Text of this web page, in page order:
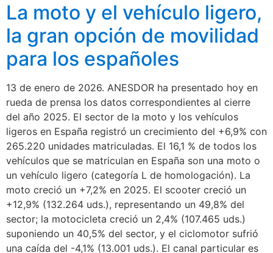
La moto y el vehículo ligero,
la gran opción de movilidad
para los españoles
13 de enero de 2026. ANESDOR ha presentado hoy en
rueda de prensa los datos correspondientes al cierre
del año 2025. El sector de la moto y los vehículos
ligeros en España registró un crecimiento del +6,9% con
265.220 unidades matriculadas. El 16,1 % de todos los
vehículos que se matriculan en España son una moto o
un vehículo ligero (categoría L de homologación). La
moto creció un +7,2% en 2025. El scooter creció un
+12,9% (132.264 uds.), representando un 49,8% del
sector; la motocicleta creció un 2,4% (107.465 uds.)
suponiendo un 40,5% del sector, y el ciclomotor sufrió
una caída del -4,1% (13.001 uds.). El canal particular es